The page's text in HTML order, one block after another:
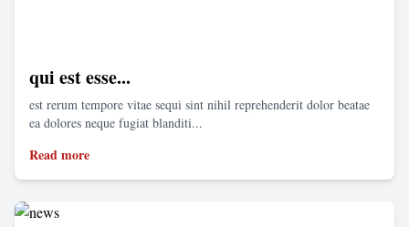
qui est esse...
est rerum tempore vitae sequi sint nihil reprehenderit dolor beatae
ea dolores neque fugiat blanditi...
Read more